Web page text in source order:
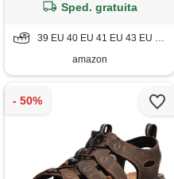
Sped. gratuita
39 EU 40 EU 41 EU 43 EU 44 EU
amazon